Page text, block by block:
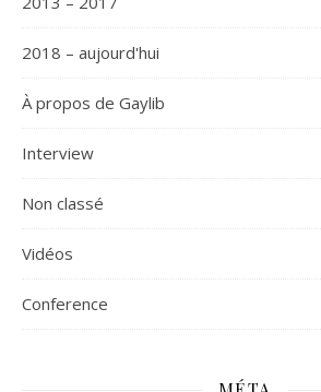
2018 – aujourd'hui
À propos de Gaylib
Interview
Non classé
Vidéos
Сonference